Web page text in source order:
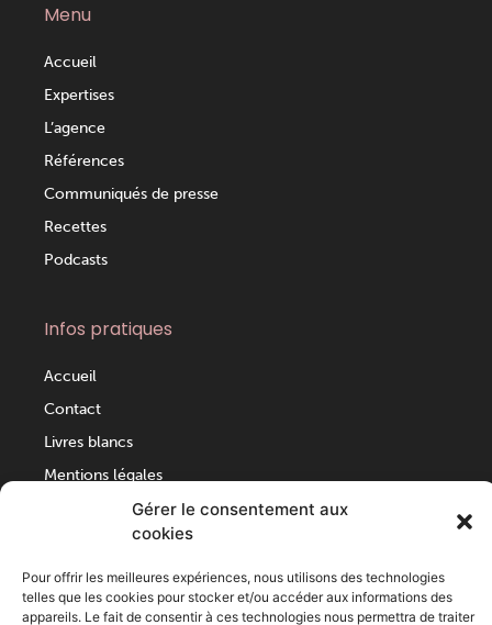
Gérer le consentement aux
cookies
Pour offrir les meilleures expériences, nous utilisons des technologies
telles que les cookies pour stocker et/ou accéder aux informations des
appareils. Le fait de consentir à ces technologies nous permettra de traiter
Menu
Accueil
Expertises
L’agence
Références
Communiqués de presse
Recettes
Podcasts
Infos pratiques
Accueil
Contact
Livres blancs
Mentions légales
Politique de cookies (UE)
Coordonnées
+33 (0)2 99 36 24 07